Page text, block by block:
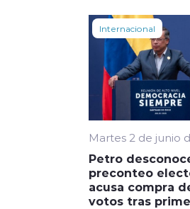
Internacional
Martes 2 de junio
Petro
preconteo
acusa compra
votos tras